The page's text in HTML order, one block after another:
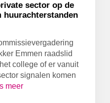
sector op de
huurachterstanden
Emmen raadslid
college of er vanuit
signalen komen
meer